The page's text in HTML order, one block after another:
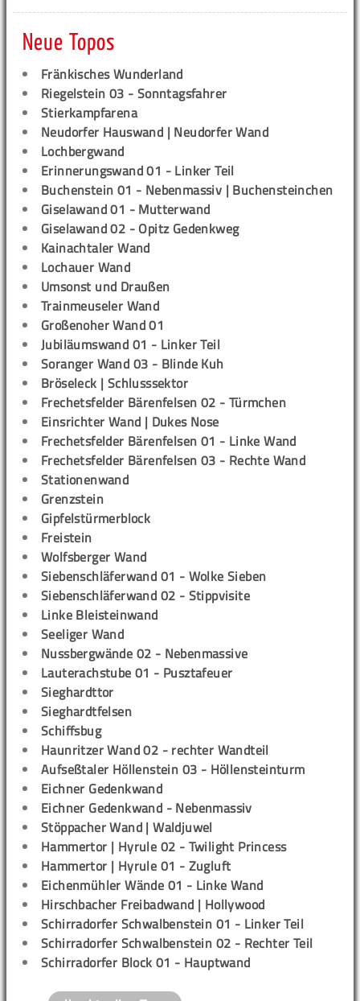
Neue Topos
Fränkisches Wunderland
Riegelstein 03 - Sonntagsfahrer
Stierkampfarena
Neudorfer Hauswand | Neudorfer Wand
Lochbergwand
Erinnerungswand 01 - Linker Teil
Buchenstein 01 - Nebenmassiv | Buchensteinchen
Giselawand 01 - Mutterwand
Giselawand 02 - Opitz Gedenkweg
Kainachtaler Wand
Lochauer Wand
Umsonst und Draußen
Trainmeuseler Wand
Großenoher Wand 01
Jubiläumswand 01 - Linker Teil
Soranger Wand 03 - Blinde Kuh
Bröseleck | Schlusssektor
Frechetsfelder Bärenfelsen 02 - Türmchen
Einsrichter Wand | Dukes Nose
Frechetsfelder Bärenfelsen 01 - Linke Wand
Frechetsfelder Bärenfelsen 03 - Rechte Wand
Stationenwand
Grenzstein
Gipfelstürmerblock
Freistein
Wolfsberger Wand
Siebenschläferwand 01 - Wolke Sieben
Siebenschläferwand 02 - Stippvisite
Linke Bleisteinwand
Seeliger Wand
Nussbergwände 02 - Nebenmassive
Lauterachstube 01 - Pusztafeuer
Sieghardttor
Sieghardtfelsen
Schiffsbug
Haunritzer Wand 02 - rechter Wandteil
Aufseßtaler Höllenstein 03 - Höllensteinturm
Eichner Gedenkwand
Eichner Gedenkwand - Nebenmassiv
Stöppacher Wand | Waldjuwel
Hammertor | Hyrule 02 - Twilight Princess
Hammertor | Hyrule 01 - Zugluft
Eichenmühler Wände 01 - Linke Wand
Hirschbacher Freibadwand | Hollywood
Schirradorfer Schwalbenstein 01 - Linker Teil
Schirradorfer Schwalbenstein 02 - Rechter Teil
Schirradorfer Block 01 - Hauptwand